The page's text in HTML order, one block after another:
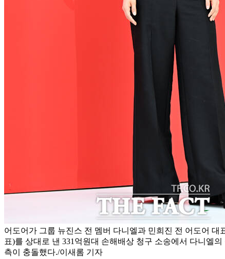
어도어가 그룹 뉴진스 전 멤버 다니엘과 민희진 전 어도어 대
표)를 상대로 낸 331억원대 손해배상 청구 소송에서 다니엘
측이 충돌했다./이새롬 기자